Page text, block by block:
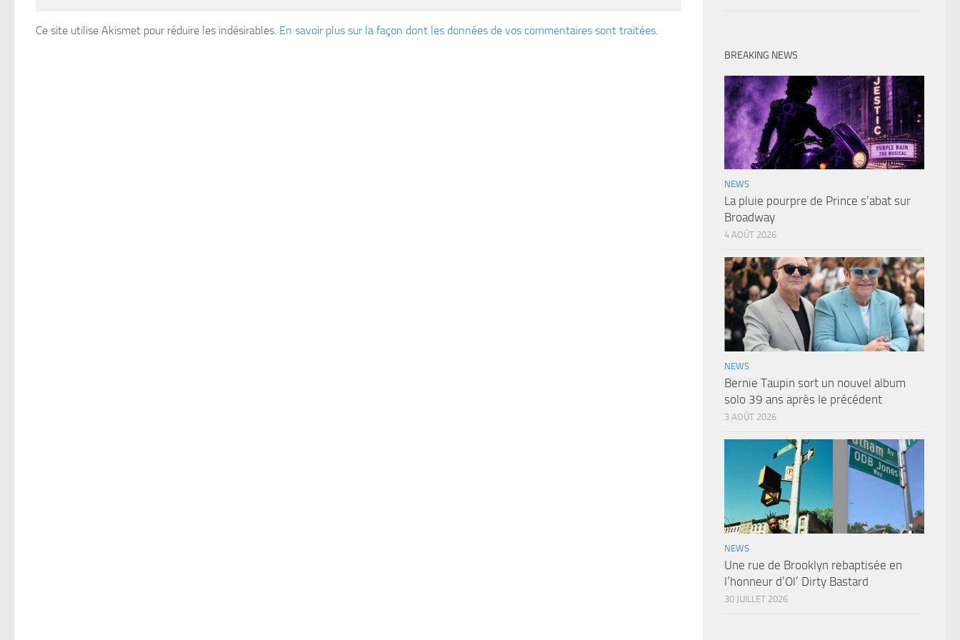
Ce site utilise Akismet pour réduire les indésirables. En savoir plus sur la façon dont les données de vos commentaires sont traitées.
BREAKING NEWS
NEWS
La pluie pourpre de Prince s’abat sur
Broadway
4 AOÛT 2026
NEWS
Bernie Taupin sort un nouvel album
solo 39 ans après le précédent
3 AOÛT 2026
NEWS
Une rue de Brooklyn rebaptisée en
l’honneur d’Ol’ Dirty Bastard
30 JUILLET 2026